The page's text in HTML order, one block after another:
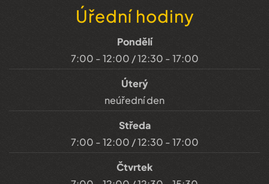
Úřední hodiny
Pondělí
7:00 - 12:00 / 12:30 - 17:00
Úterý
neúřední den
Středa
7:00 - 12:00 / 12:30 - 17:00
Čtvrtek